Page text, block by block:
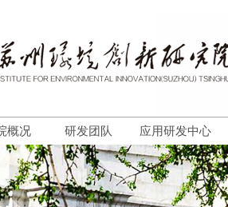
概况 研发团队 应用研发中心